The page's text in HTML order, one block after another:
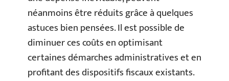
néanmoins être réduits grâce à quelques
astuces bien pensées. Il est possible de
diminuer ces coûts en optimisant
certaines démarches administratives et en
profitant des dispositifs fiscaux existants.